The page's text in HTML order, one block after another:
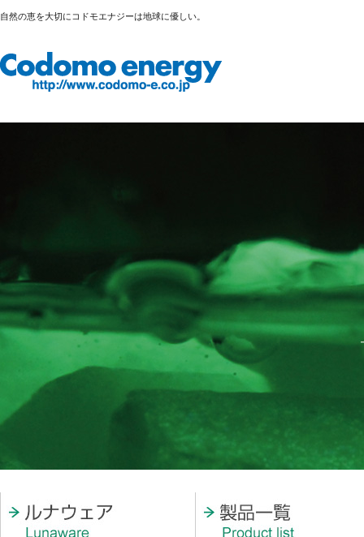
自然の恵を大切にコドモエナジーは地球に優しい。